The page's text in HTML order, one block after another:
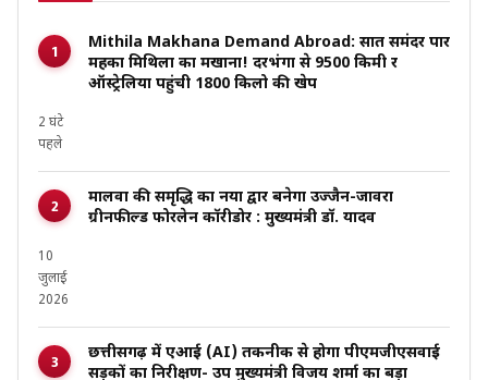
Mithila Makhana Demand Abroad: सात समंदर पार
महका मिथिला का मखाना! दरभंगा से 9500 किमी दूर
ऑस्ट्रेलिया पहुंची 1800 किलो की खेप
2 घंटे
पहले
मालवा की समृद्धि का नया द्वार बनेगा उज्जैन-जावरा
ग्रीनफील्ड फोरलेन कॉरीडोर : मुख्यमंत्री डॉ. यादव
10
जुलाई
2026
छत्तीसगढ़ में एआई (AI) तकनीक से होगा पीएमजीएसवाई
सड़कों का निरीक्षण- उप मुख्यमंत्री विजय शर्मा का बड़ा